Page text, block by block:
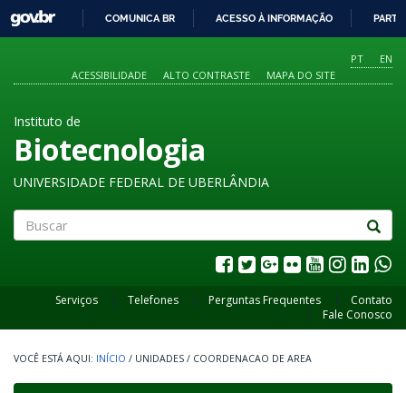
O
CONTEÚDO
GOVBR
COMUNICA BR ACESSO À INFORMAÇÃO
PT
EN
ACESSIBILIDADE
ALTO CONTRASTE MAPA DO SITE
Instituto de
Biotecnologia
UNIVERSIDADE FEDERAL DE UBERLÂNDIA
Serviços Telefones Perguntas Frequentes
Contato
Fale Conosco
INÍCIO / UNIDADES / COORDENACAO DE AREA